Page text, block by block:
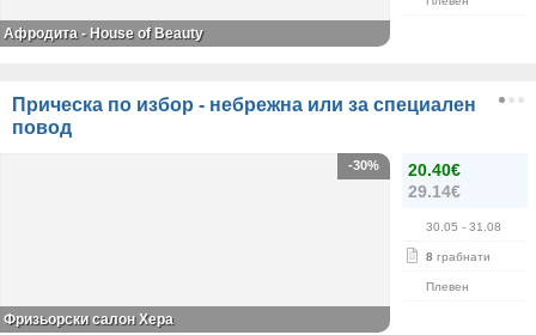
Афродита - House of Beauty
Прическа по избор - небрежна или за специален
повод
20.40€
29.14€
30.05 - 31.08
8 грабнати
Плевен
-30%
Фризьорски салон Хера